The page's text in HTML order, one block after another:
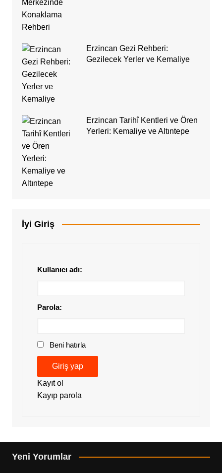
Erzincan Gezi Rehberi:
Gezilecek Yerler ve Kemaliye
Erzincan Tarihî Kentleri ve Ören
Yerleri: Kemaliye ve Altıntepe
İyi Giriş
Kullanıcı adı:
Parola:
Beni hatırla
Giriş yap
Kayıt ol
Kayıp parola
Yeni Yorumlar